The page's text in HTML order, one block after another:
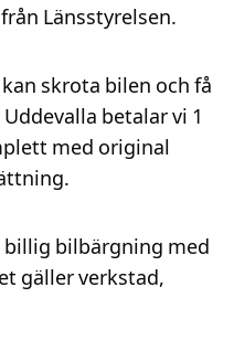
Länsstyrelsen.
skrota bilen och få
betalar vi 1
med original
billig bilbärgning med
gäller verkstad,